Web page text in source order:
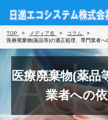
TOP メディア名
コラム
医療廃棄物(薬品等)の適正処理、専門業者へ
医療廃棄物(薬品
業者への